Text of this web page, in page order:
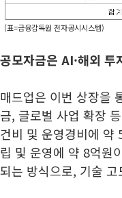
(표=금융감독원 전자공시시스템)
공모자금은 AI·해외 투
매드업은 이번 상장을
금, 글로벌 사업 확장
건비 및 운영경비에 약
립 및 운영에 약 8억원
되는 방식으로, 기술